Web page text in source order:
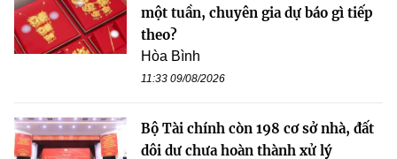
một tuần, chuyên gia dự báo gì tiếp
theo?
Hòa Bình
11:33 09/08/2026
Bộ Tài chính còn 198 cơ sở nhà, đất
dôi dư chưa hoàn thành xử lý